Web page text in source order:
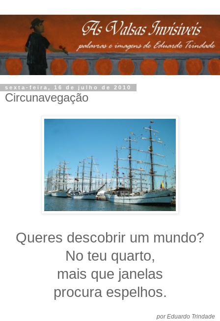
sexta-feira, 16 de julho de 2010
Circunavegação
Queres descobrir um mundo?
No teu quarto,
mais que janelas
procura espelhos.
por Eduardo Trindade